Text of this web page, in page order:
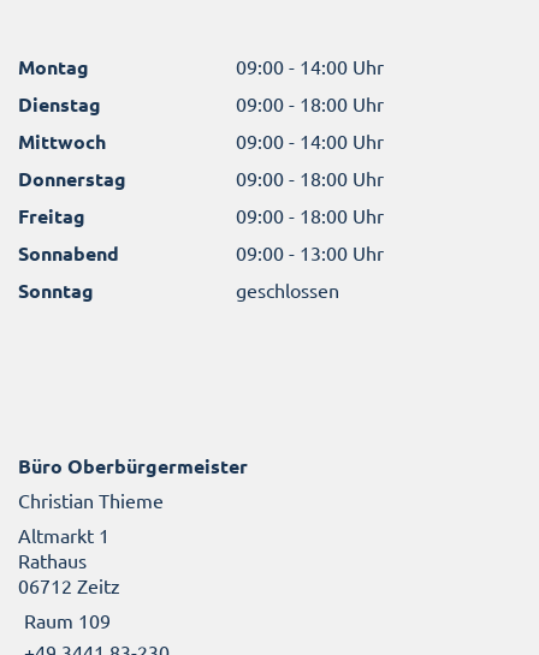
Montag 09:00 - 14:00 Uhr
Dienstag 09:00 - 18:00 Uhr
Mittwoch 09:00 - 14:00 Uhr
Donnerstag 09:00 - 18:00 Uhr
Freitag 09:00 - 18:00 Uhr
Sonnabend 09:00 - 13:00 Uhr
Sonntag geschlossen
Büro Oberbürgermeister
Christian Thieme
Altmarkt 1
Rathaus
06712 Zeitz
Raum 109